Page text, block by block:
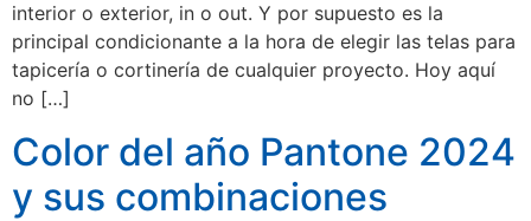
interior o exterior, in o out. Y por supuesto es la
principal condicionante a la hora de elegir las telas para
tapicería o cortinería de cualquier proyecto. Hoy aquí
no […]
Color del año Pantone 2024
y sus combinaciones